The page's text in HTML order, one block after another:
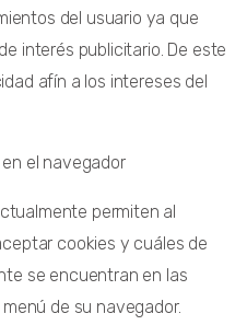
del usuario ya que
interés publicitario. De este
afín a los intereses del
el navegador
permiten al
cookies y cuáles de
se encuentran en las
menú de su navegador.